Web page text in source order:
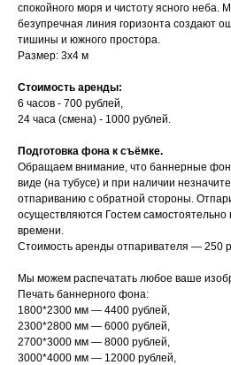
спокойного моря и чистоту ясного неба.
безупречная линия горизонта создают
тишины и южного простора.
Размер: 3x4 м
Стоимость аренды:
6 часов - 700 рублей,
24 часа (смена) - 1000 рублей.
Подготовка фона к съёмке.
Обращаем внимание, что баннерные
виде (на тубусе) и при наличии
отпариванию с обратной стороны.
осуществляются Гостем самостоятельно
времени.
Стоимость аренды отпаривателя — 250
Мы можем распечатать любое ваше
Печать баннерного фона:
1800*2300 мм — 4400 рублей,
2300*2800 мм — 6000 рублей,
2700*3000 мм — 8000 рублей,
3000*4000 мм — 12000 рублей,